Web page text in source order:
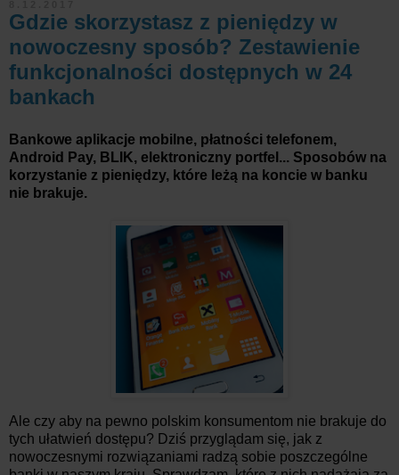
Gdzie skorzystasz z pieniędzy w
nowoczesny sposób? Zestawienie
funkcjonalności dostępnych w 24
bankach
Bankowe aplikacje mobilne, płatności telefonem,
Android Pay, BLIK, elektroniczny portfel... Sposobów na
korzystanie z pieniędzy, które leżą na koncie w banku
nie brakuje.
Ale czy aby na pewno polskim konsumentom nie brakuje do
tych ułatwień dostępu? Dziś przyglądam się, jak z
nowoczesnymi rozwiązaniami radzą sobie poszczególne